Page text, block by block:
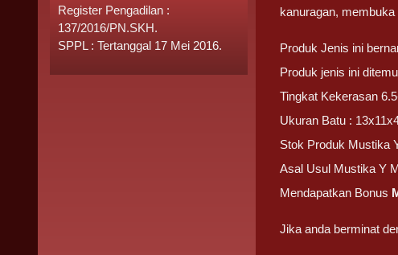
kanuragan,
Produk Jenis ini
Produk jenis ini
Tingkat Kekerasan
Ukuran Batu :
Stok Produk Mustika
Asal Usul Mustika Y
Mendapatkan Bonus
Jika anda berminat
Register Pengadilan :
137/2016/PN.SKH.
SPPL : Tertanggal 17 Mei 2016.